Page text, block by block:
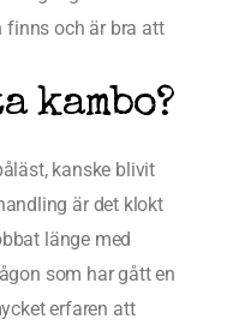
finns och är bra att
kanske blivit
är det klokt
länge med
som har gått en
erfaren att